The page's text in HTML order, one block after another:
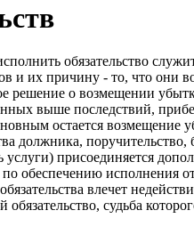
обязательство
и их причину - то, что они
решение о возме­щении
выше последствий,
остается возмещение
поручительство,
присоединяется
обеспечению исполнения
влечет
судьба